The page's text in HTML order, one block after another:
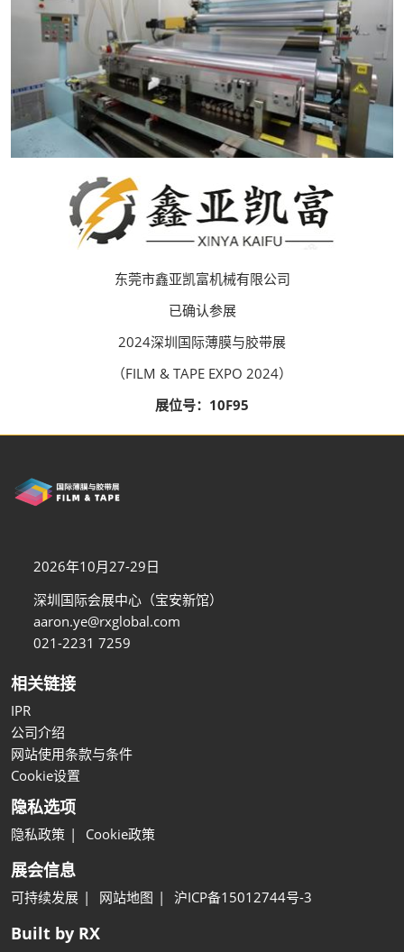
东莞市鑫亚凯富机械有限公司
已确认参展
2024深圳国际薄膜与胶带展
（FILM & TAPE EXPO 2024）
展位号：10F95
2026年10月27-29日
深圳国际会展中心（宝安新馆）
aaron.ye@rxglobal.com
021-2231 7259
相关链接
IPR
公司介绍
网站使用条款与条件
Cookie设置
隐私选项
隐私政策 Cookie政策
展会信息
可持续发展 网站地图 沪ICP备15012744号-3
Built by RX